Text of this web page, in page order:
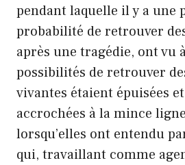
pendant laquelle il y a une
probabilité de retrouver
après une tragédie, ont vu
possibilités de retrouver
vivantes étaient épuisées
accrochées à la mince
lorsqu’elles ont entendu
qui, travaillant comme